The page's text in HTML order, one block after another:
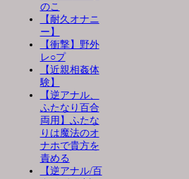
のこ
【耐久オナニ
ー】
【衝撃】野外
レ○プ
【近親相姦体
験】
【逆アナル、
ふたなり百合
両用】ふたな
りは魔法のオ
ナホで貴方を
責める
【逆アナル/百